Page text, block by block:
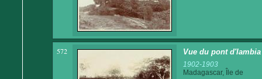
572 Vue du pont d'Iambia
1902-1903
Madagascar, Île de